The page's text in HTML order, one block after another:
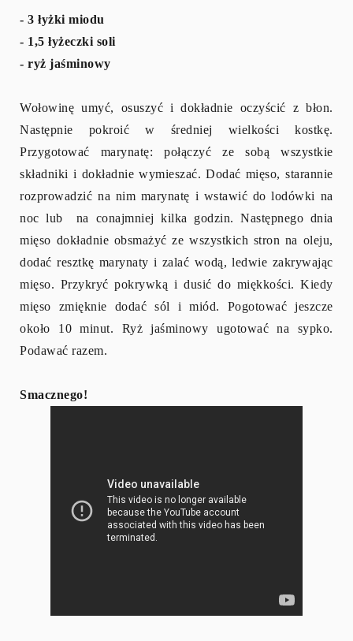
- 3 łyżki miodu
- 1,5 łyżeczki soli
- ryż jaśminowy
Wołowinę umyć, osuszyć i dokładnie oczyścić z błon.
Następnie pokroić w średniej wielkości kostkę.
Przygotować marynatę: połączyć ze sobą wszystkie
składniki i dokładnie wymieszać. Dodać mięso, starannie
rozprowadzić na nim marynatę i wstawić do lodówki na
noc lub na conajmniej kilka godzin. Następnego dnia
mięso dokładnie obsmażyć ze wszystkich stron na oleju,
dodać resztkę marynaty i zalać wodą, ledwie zakrywając
mięso. Przykryć pokrywką i dusić do miękkości. Kiedy
mięso zmięknie dodać sól i miód. Pogotować jeszcze
około 10 minut. Ryż jaśminowy ugotować na sypko.
Podawać razem.
Smacznego!